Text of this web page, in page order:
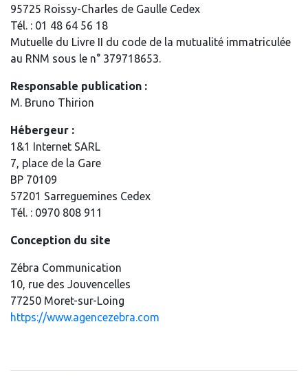
95725 Roissy-Charles de Gaulle Cedex
Tél. : 01 48 64 56 18
Mutuelle du Livre II du code de la mutualité immatriculée
au RNM sous le n° 379718653.
Responsable publication :
M. Bruno Thirion
Hébergeur :
1&1 Internet SARL
7, place de la Gare
BP 70109
57201 Sarreguemines Cedex
Tél. : 0970 808 911
Conception du site
Zébra Communication
10, rue des Jouvencelles
77250 Moret-sur-Loing
https://www.agencezebra.com